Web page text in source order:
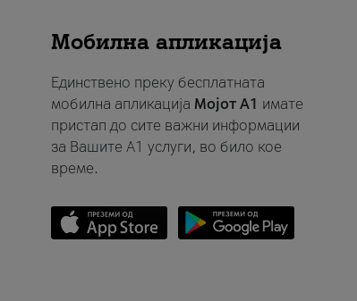
Мобилна апликација
Единствено преку бесплатната
мобилна апликација Мојот A1 имате
пристап до сите важни информации
за Вашите A1 услуги, во било кое
време.